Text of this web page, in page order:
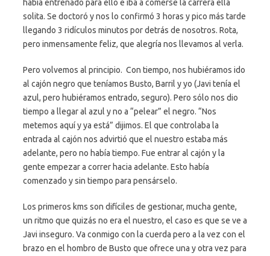
había entrenado para ello e iba a comerse la carrera ella
solita. Se doctoró y nos lo confirmó 3 horas y pico más tarde
llegando 3 ridículos minutos por detrás de nosotros. Rota,
pero inmensamente feliz, que alegría nos llevamos al verla.
Pero volvemos al principio. Con tiempo, nos hubiéramos ido
al cajón negro que teníamos Busto, Barril y yo (Javi tenía el
azul, pero hubiéramos entrado, seguro). Pero sólo nos dio
tiempo a llegar al azul y no a “pelear” el negro. “Nos
metemos aquí y ya está” dijimos. El que controlaba la
entrada al cajón nos advirtió que el nuestro estaba más
adelante, pero no había tiempo. Fue entrar al cajón y la
gente empezar a correr hacia adelante. Esto había
comenzado y sin tiempo para pensárselo.
Los primeros kms son difíciles de gestionar, mucha gente,
un ritmo que quizás no era el nuestro, el caso es que se ve a
Javi inseguro. Va conmigo con la cuerda pero a la vez con el
brazo en el hombro de Busto que ofrece una y otra vez para